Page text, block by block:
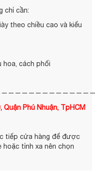
chỉ cần:
theo chiều cao và kiểu
hoa, cách phối
Quận Phú Nhuận, TpHCM
tiếp cửa hàng để được
hoặc tỉnh xa nên chọn